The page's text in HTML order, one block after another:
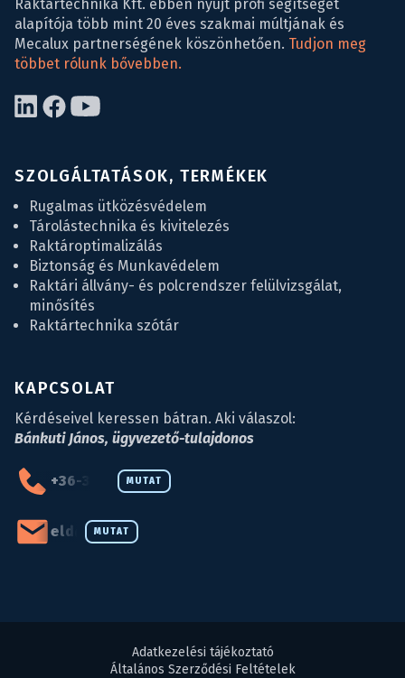
Raktártechnika Kft. ebben nyújt profi segítséget
alapítója több mint 20 éves szakmai múltjának és
Mecalux partnerségének köszönhetően. Tudjon meg
többet rólunk bővebben.
SZOLGÁLTATÁSOK, TERMÉKEK
Rugalmas ütközésvédelem
Tárolástechnika és kivitelezés
Raktároptimalizálás
Biztonság és Munkavédelem
Raktári állvány- és polcrendszer felülvizsgálat,
minősítés
Raktártechnika szótár
KAPCSOLAT
Kérdéseivel keressen bátran. Aki válaszol:
Bánkuti János, ügyvezető-tulajdonos
MUTAT
+36-34-590-027
MUTAT
eld@eld.hu
Adatkezelési tájékoztató
Általános Szerződési Feltételek